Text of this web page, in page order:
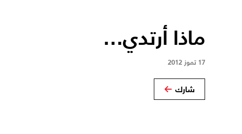
ماذا أرتدي...
17 تموز 2012
شارك